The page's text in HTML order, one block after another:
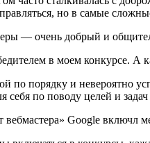
но в самые
— очень добрый и
в моем конкурсе. А
по порядку и невероятно
себя по поводу целей и задач
вебмастера» Google